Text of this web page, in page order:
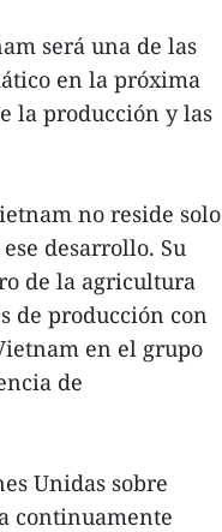
será una de las
en la próxima
la producción y las
no reside solo
desarrollo. Su
de la agricultura
de producción con
en el grupo
de
Unidas sobre
continuamente